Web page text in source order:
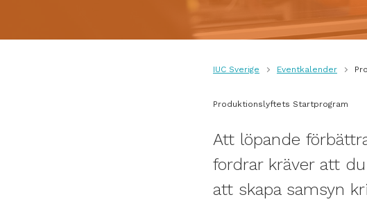
IUC Sverige Eventkalender
Produktionslyftets Startprogram
Att löpande
fordrar kräver att
att skapa samsyn